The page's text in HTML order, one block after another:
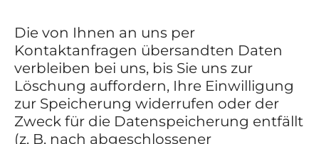
Die von Ihnen an uns per
Kontaktanfragen übersandten Daten
verbleiben bei uns, bis Sie uns zur
Löschung auffordern, Ihre Einwilligung
zur Speicherung widerrufen oder der
Zweck für die Datenspeicherung entfällt
(z. B. nach abgeschlossener